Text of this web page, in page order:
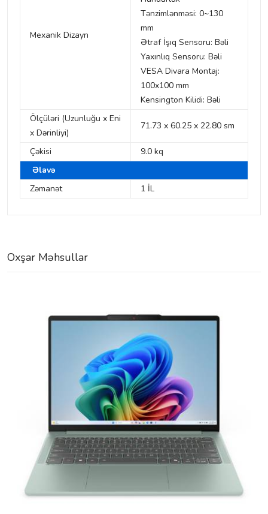
Mexanik Dizayn
Tənzimlənməsi: 0~130
mm
Ətraf İşıq Sensoru: Bəli
Yaxınlıq Sensoru: Bəli
VESA Divara Montaj:
100x100 mm
Kensington Kilidi: Bəli
Ölçüləri (Uzunluğu x Eni
x Dərinliyi)
71.73 x 60.25 x 22.80 sm
Çəkisi
9.0 kq
Əlavə
Zəmanət
1 İL
Oxşar Məhsullar